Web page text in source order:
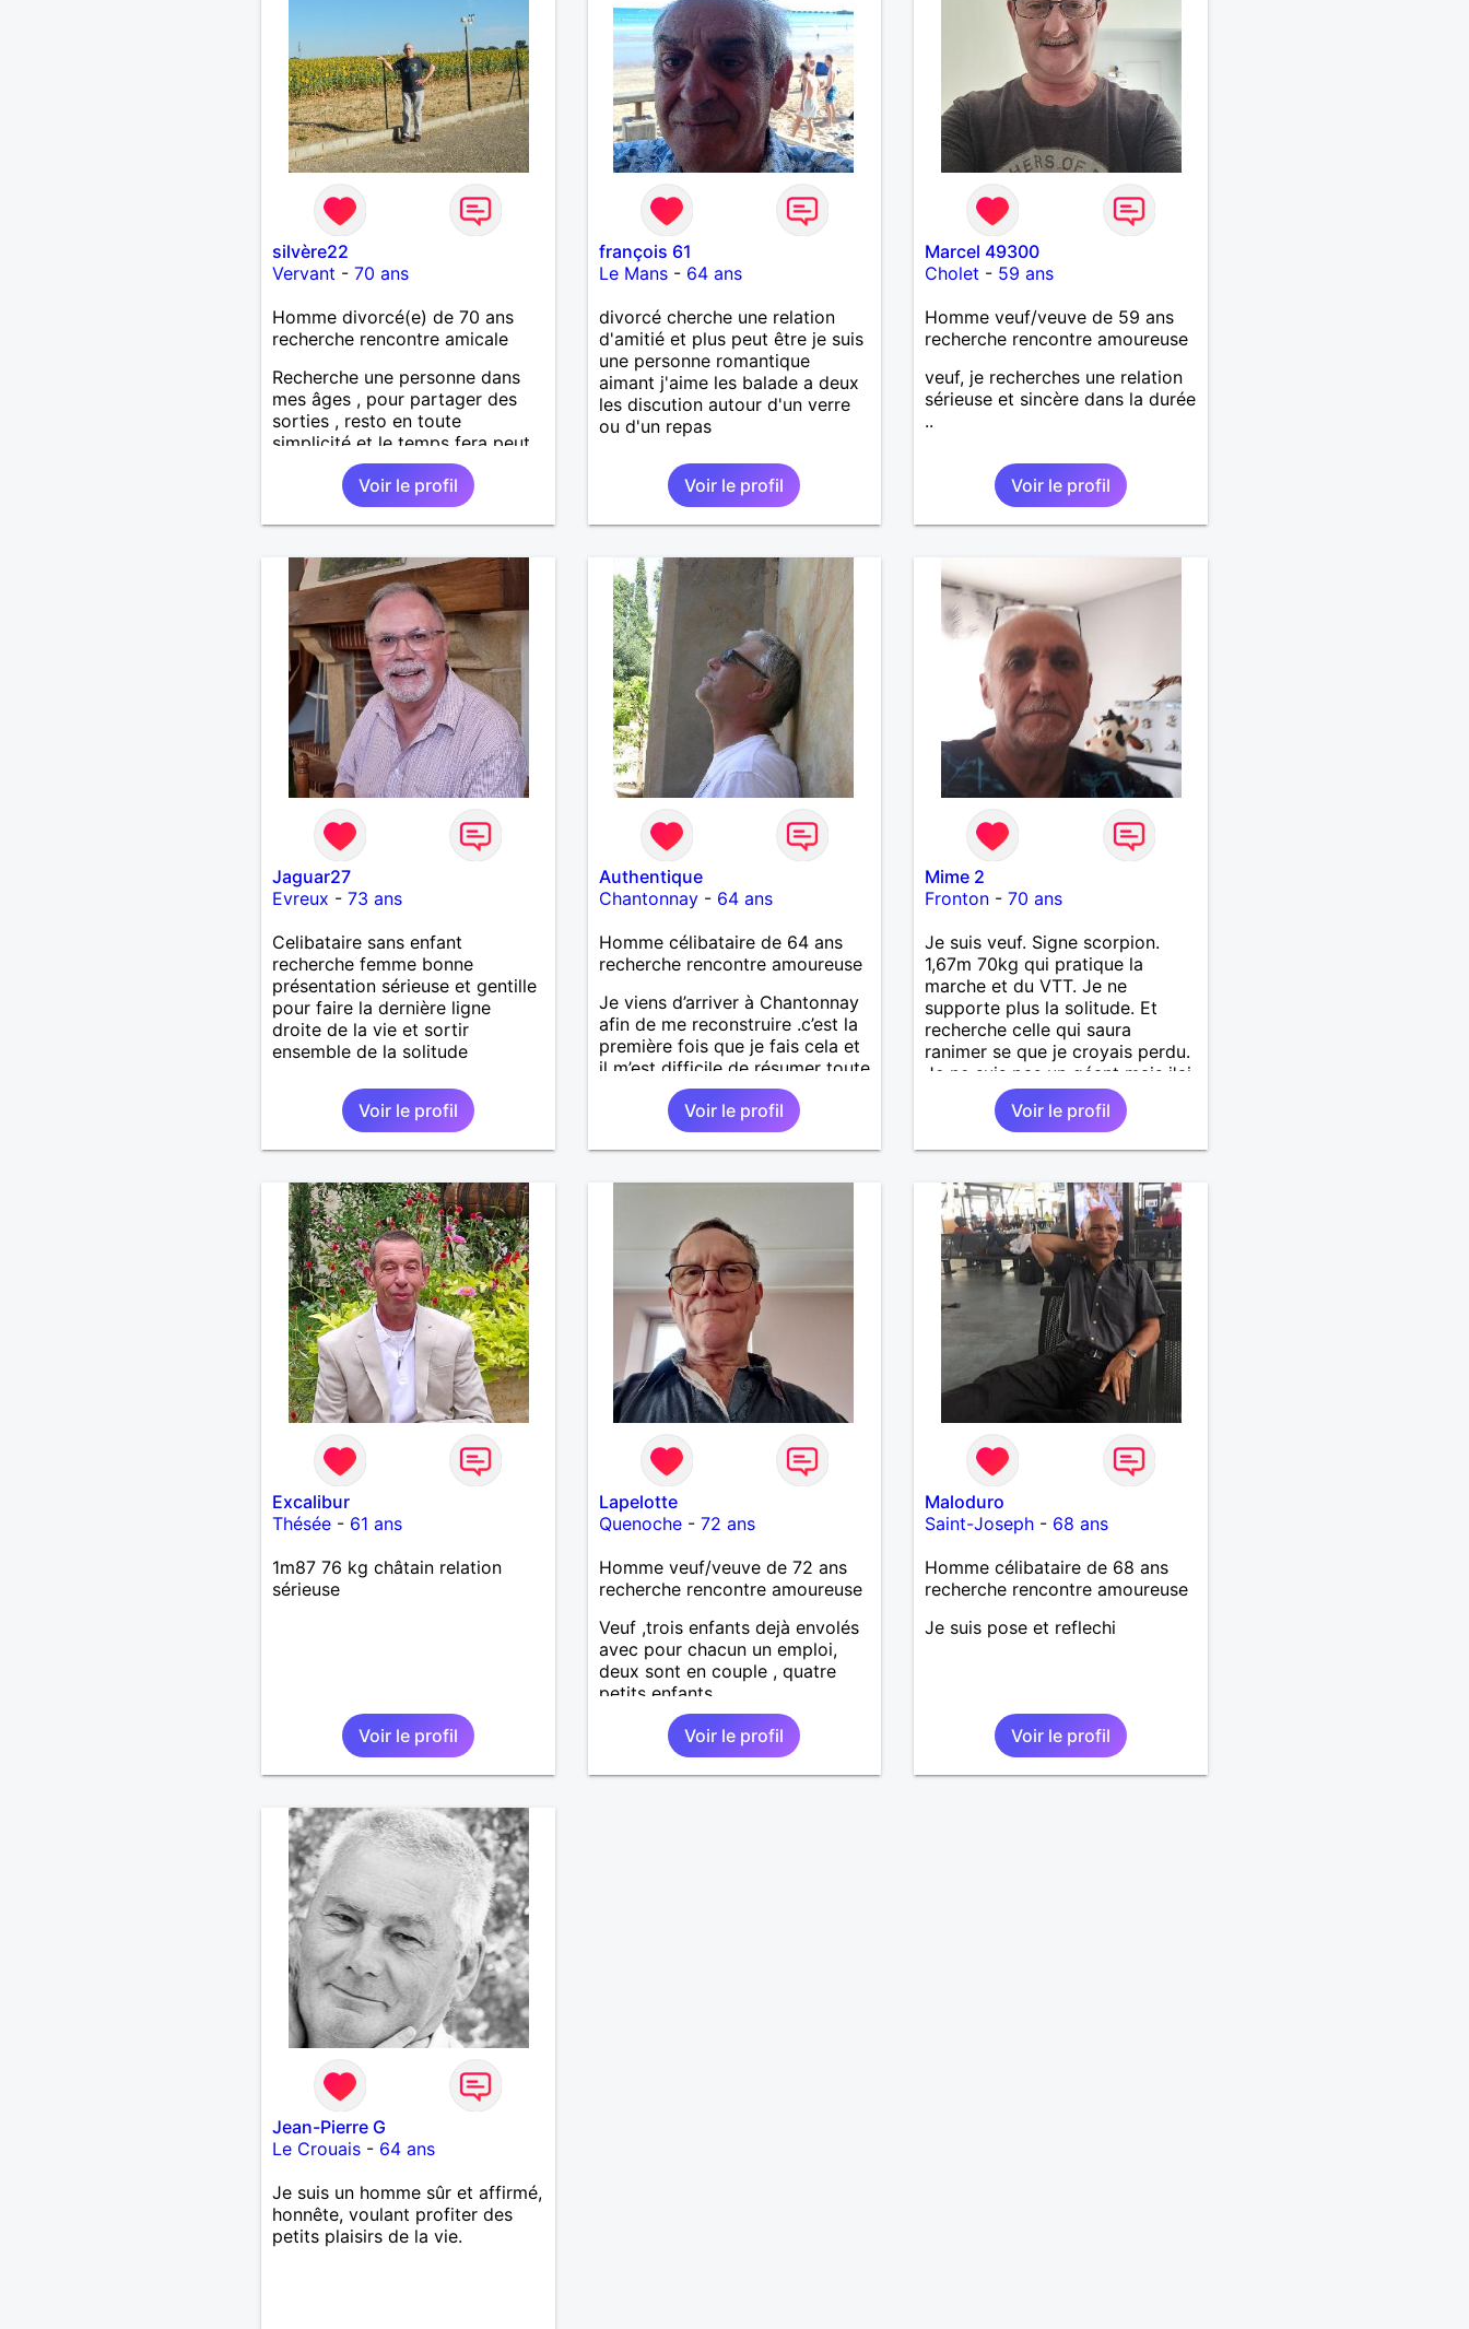
Pour le reste venez me
découvrir par un échange.
silvère22
Vervant - 70 ans
Homme divorcé(e) de 70 ans
recherche rencontre amicale
Recherche une personne dans
mes âges , pour partager des
sorties , resto en toute
simplicité et le temps fera peut
être le reste ??
Voir le profil
françois 61
Le Mans- 64 ans
divorcé cherche une relation
d'amitié et plus peut être je suis
une personne romantique
aimant j'aime les balade a deux
les discution autour d'un verre
ou d'un repas
Voir le profil
Marcel 49300
Cholet - 59 ans
Homme veuf/veuve de 59 ans
recherche rencontre amoureuse
veuf, je recherches une relation
sérieuse et sincère dans la durée
..
Voir le profil
Jaguar27
Evreux - 73 ans
Celibataire sans enfant
recherche femme bonne
présentation sérieuse et gentille
pour faire la dernière ligne
droite de la vie et sortir
ensemble de la solitude
Voir le profil
Authentique
Chantonnay- 64 ans
Homme célibataire de 64 ans
recherche rencontre amoureuse
Je viens d’arriver à Chantonnay
afin de me reconstruire .c’est la
première fois que je fais cela et
il m’est difficile de résumer toute
une vie.je suis à la retraite et
aujourd’hui c’est mon
anniversaire !J’aimerais
rencontrer quelqu’un qui partage
Voir le profil
Mime 2
Fronton -70 ans
Je suis veuf. Signe scorpion.
1,67m 70kg qui pratique la
marche et du VTT. Je ne
supporte plus la solitude. Et
recherche celle qui saura
ranimer se que je croyais perdu.
Je ne suis pas un géant mais j'ai
un gros coeur. Je supporte pas
le mensonge l'hypocrisie. J'aime
la franchise et l'honnêteté. Les
contacter moi.
Voir le profil
Excalibur
Thésée- 61 ans
1m87 76 kg châtain relation
sérieuse
Voir le profil
Lapelotte
Quenoche- 72 ans
Homme veuf/veuve de 72 ans
recherche rencontre amoureuse
Veuf ,trois enfants dejà envolés
avec pour chacun un emploi,
deux sont en couple , quatre
petits enfants.
Voir le profil
Maloduro
Saint-Joseph - 68 ans
Homme célibataire de 68 ans
recherche rencontre amoureuse
Je suis pose et reflechi
Voir le profil
Jean-Pierre G
Le Crouais- 64 ans
Je suis un homme sûr et affirmé,
honnête, voulant profiter des
petits plaisirs de la vie.